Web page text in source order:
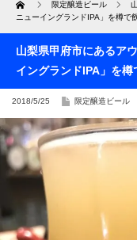
Home 限定醸造ビール
ニューイングランドIPA」を樽で
山梨県甲府市にあるア
イングランドIPA」を樽
2018/5/25 限定醸造ビール